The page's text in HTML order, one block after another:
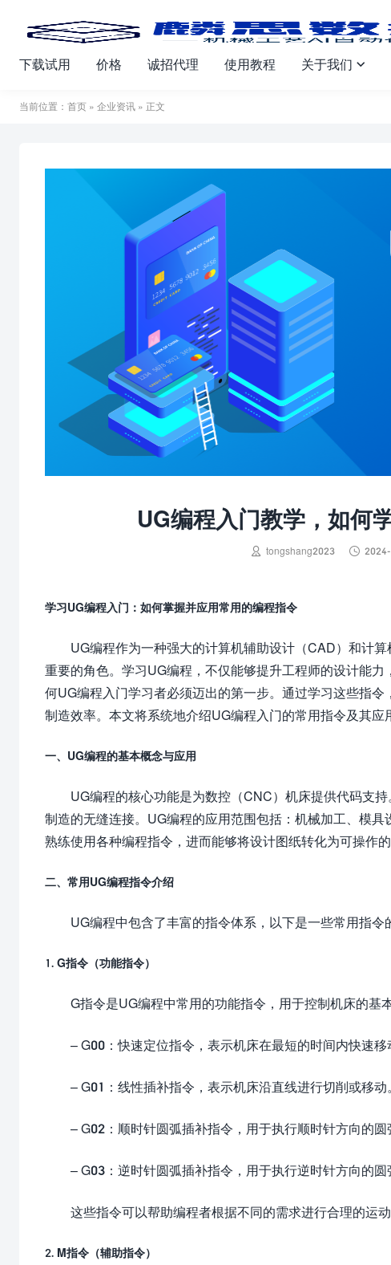
下载试用 价格 诚招代理 使用教程 关于我们 
当前位置： 首页 » 企业资讯 » 正文
UG编程入门教学，如何
 tongshang2023 
学习UG编程入门：如何掌握并应用常用的编程指令
UG编程作为一种强大的计算机辅助设计（CAD）和计
重要的角色。学习UG编程，不仅能够提升工程师的设计能
何UG编程入门学习者必须迈出的第一步。通过学习这些指
制造效率。本文将系统地介绍UG编程入门的常用指令及其应
一、UG编程的基本概念与应用
UG编程的核心功能是为数控（CNC）机床提供代码支
制造的无缝连接。UG编程的应用范围包括：机械加工、模
熟练使用各种编程指令，进而能够将设计图纸转化为可操作的
二、常用UG编程指令介绍
UG编程中包含了丰富的指令体系，以下是一些常用指令
1. G指令（功能指令）
G指令是UG编程中常用的功能指令，用于控制机床的基
– G00：快速定位指令，表示机床在最短的时间内快速移
– G01：线性插补指令，表示机床沿直线进行切削或移动
– G02：顺时针圆弧插补指令，用于执行顺时针方向的圆
– G03：逆时针圆弧插补指令，用于执行逆时针方向的圆
这些指令可以帮助编程者根据不同的需求进行合理的运动
2. M指令（辅助指令）